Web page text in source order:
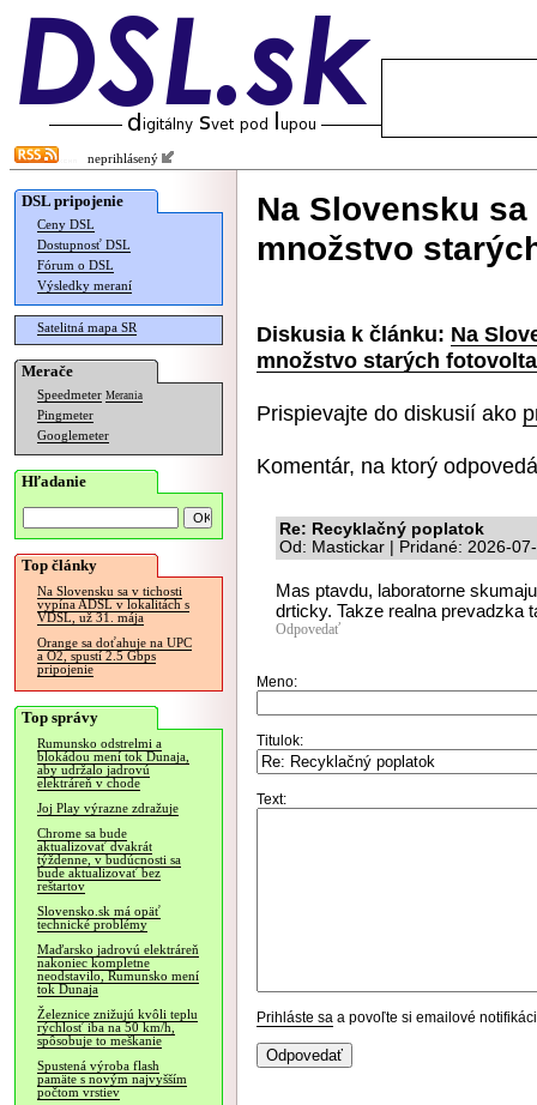
neprihlásený
DSL pripojenie
Ceny DSL
Dostupnosť DSL
Fórum o DSL
Výsledky meraní
Satelitná mapa SR
Merače
Speedmeter Merania
Pingmeter
Googlemeter
Hľadanie
Top články
Na Slovensku sa v tichosti
vypína ADSL v lokalitách s
VDSL, už 31. mája
Orange sa doťahuje na UPC
a O2, spustí 2.5 Gbps
pripojenie
Top správy
Rumunsko odstrelmi a
blokádou mení tok Dunaja,
aby udržalo jadrovú
elektráreň v chode
Joj Play výrazne zdražuje
Chrome sa bude
aktualizovať dvakrát
týždenne, v budúcnosti sa
bude aktualizovať bez
reštartov
Slovensko.sk má opäť
technické problémy
Maďarsko jadrovú elektráreň
nakoniec kompletne
neodstavilo, Rumunsko mení
tok Dunaja
Železnice znižujú kvôli teplu
rýchlosť iba na 50 km/h,
spôsobuje to meškanie
Spustená výroba flash
pamäte s novým najvyšším
počtom vrstiev
Na Slovensku
množstvo
Diskusia k článku: Na
množstvo starých
Prispievajte do diskusií ako
Komentár, na ktorý
Re: Recyklačný poplatok
Od: Mastickar | Pridané: 2026-
Mas ptavdu, laboratorne
drticky. Takze realna prevadzka
Odpovedať
Meno:
Titulok:
Text:
Prihláste sa a povoľte si emailové